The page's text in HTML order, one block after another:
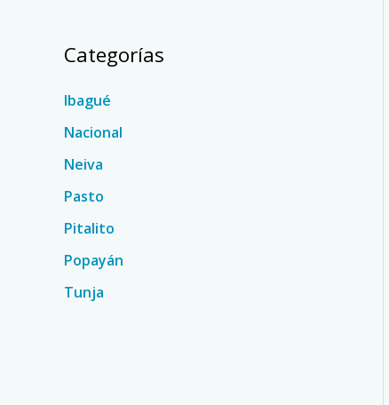
Categorías
Ibagué
Nacional
Neiva
Pasto
Pitalito
Popayán
Tunja